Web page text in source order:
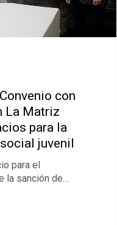
el texto o ESC para salir
con
La Matriz
para la
juvenil
para el
la sanción de…